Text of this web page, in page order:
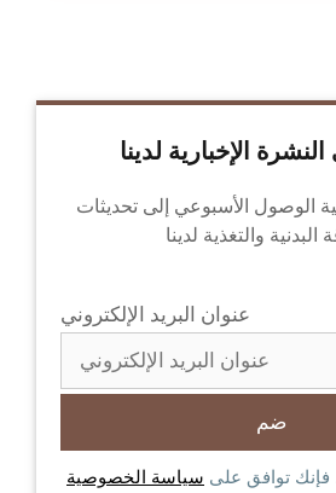
الإخبارية لدينا
الوصول الأسبوعي إلى تحديثات
عنوان البريد الإلكتروني
فإنك توافق على سياسة الخصوصية